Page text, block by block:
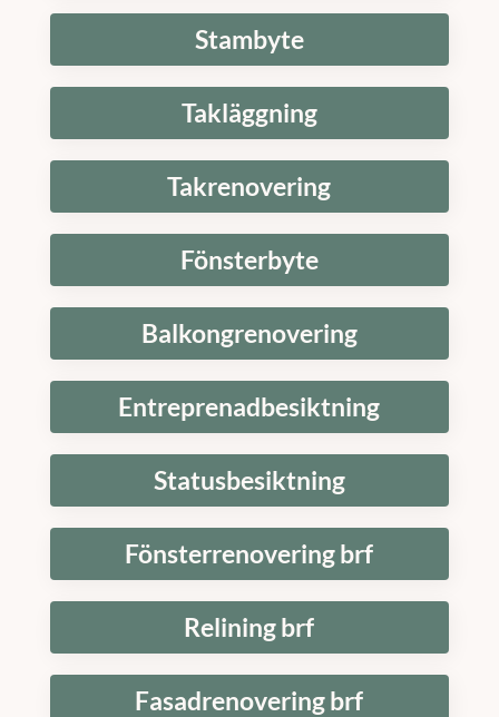
Stambyte
Takläggning
Takrenovering
Fönsterbyte
Balkongrenovering
Entreprenadbesiktning
Statusbesiktning
Fönsterrenovering brf
Relining brf
Fasadrenovering brf